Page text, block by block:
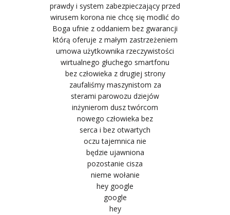
prawdy i system zabezpieczający przed
wirusem korona nie chcę się modlić do
Boga ufnie z oddaniem bez gwarancji
którą oferuje z małym zastrzeżeniem
umowa użytkownika rzeczywistości
wirtualnego głuchego smartfonu
bez człowieka z drugiej strony
zaufaliśmy maszynistom za
sterami parowozu dziejów
inżynierom dusz twórcom
nowego człowieka bez
serca i bez otwartych
oczu tajemnica nie
będzie ujawniona
pozostanie cisza
nieme wołanie
hey google
google
hey